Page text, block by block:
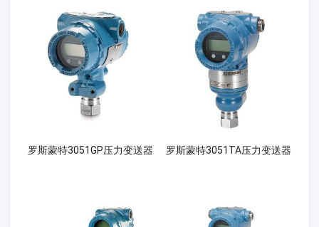
罗斯蒙特3051GP压力变送器 罗斯蒙特3051TA压力变送器